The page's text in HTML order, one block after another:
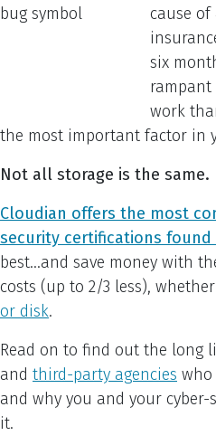
cause of
six
rampant
work
the most important factor in
Not all storage is the same.
Cloudian offers the most
security certifications found
best…and save money with
costs (up to 2/3 less),
or disk.
Read on to find out the long
and third-party agencies who
and why you and your
it.